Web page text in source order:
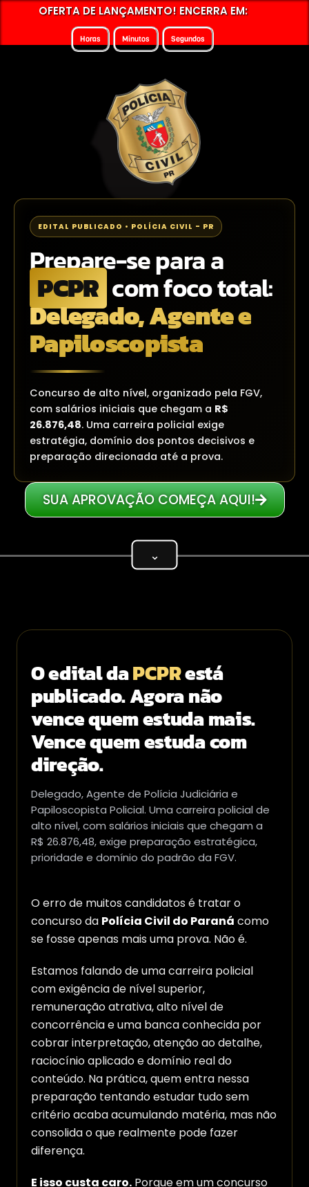
OFERTA DE LANÇAMENTO! ENCERRA EM:
Horas Minutos Segundos
EDITAL PUBLICADO • POLÍCIA CIVIL - PR
Prepare-se para a
PCPR com foco total:
Delegado, Agente e
Papiloscopista
Concurso de alto nível, organizado pela FGV,
com salários iniciais que chegam a R$
26.876,48. Uma carreira policial exige
estratégia, domínio dos pontos decisivos e
preparação direcionada até a prova.
SUA APROVAÇÃO COMEÇA AQUI!
⌄
O edital daPCPRestá
publicado. Agora não
vence quem estuda mais.
Vence quem estuda com
direção.
Delegado, Agente de Polícia Judiciária e
Papiloscopista Policial. Uma carreira policial de
alto nível, com salários iniciais que chegam a
R$ 26.876,48, exige preparação estratégica,
prioridade e domínio do padrão da FGV.
O erro de muitos candidatos é tratar o
concurso da Polícia Civil do Paraná como
se fosse apenas mais uma prova. Não é.
Estamos falando de uma carreira policial
com exigência de nível superior,
remuneração atrativa, alto nível de
concorrência e uma banca conhecida por
cobrar interpretação, atenção ao detalhe,
raciocínio aplicado e domínio real do
conteúdo. Na prática, quem entra nessa
preparação tentando estudar tudo sem
critério acaba acumulando matéria, mas não
consolida o que realmente pode fazer
diferença.
E isso custa caro. Porque em um concurso